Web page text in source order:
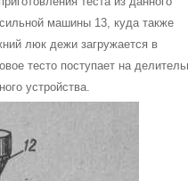
машины 13, куда также
люк дежи загружается в
тесто поступает на
устройства.